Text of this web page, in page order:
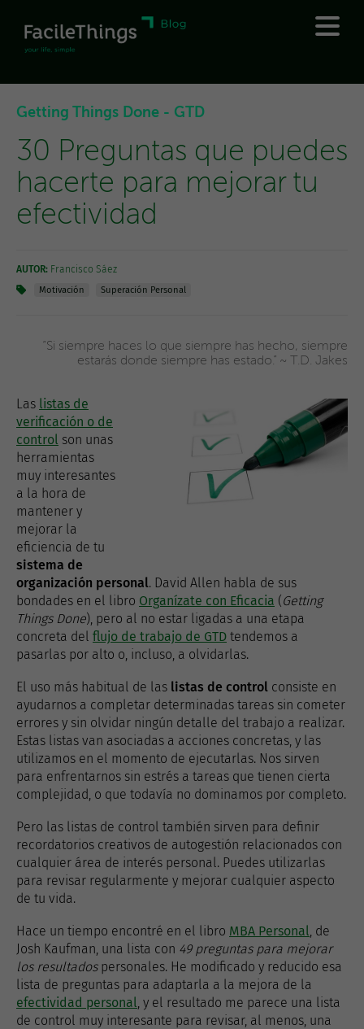
Getting Things Done - GTD
30 Preguntas que puedes
hacerte para mejorar tu
efectividad
AUTOR: Francisco Sáez
Motivación Superación Personal
“Si siempre haces lo que siempre has hecho, siempre
estarás donde siempre has estado.” ~ T.D. Jakes
Las listas de
verificación o de
control son unas
herramientas
muy interesantes
a la hora de
mantener y
mejorar la
eficiencia de tu
sistema de
organización personal. David Allen habla de sus
bondades en el libro Organízate con Eficacia (Getting
Things Done), pero al no estar ligadas a una etapa
concreta del flujo de trabajo de GTD tendemos a
pasarlas por alto o, incluso, a olvidarlas.
El uso más habitual de las listas de control consiste en
ayudarnos a completar determinadas tareas sin cometer
errores y sin olvidar ningún detalle del trabajo a realizar.
Estas listas van asociadas a acciones concretas, y las
utilizamos en el momento de ejecutarlas. Nos sirven
para enfrentarnos sin estrés a tareas que tienen cierta
complejidad, o que todavía no dominamos por completo.
Pero las listas de control también sirven para definir
recordatorios creativos de autogestión relacionados con
cualquier área de interés personal. Puedes utilizarlas
para revisar regularmente y mejorar cualquier aspecto
de tu vida.
Hace un tiempo encontré en el libro MBA Personal, de
Josh Kaufman, una lista con 49 preguntas para mejorar
los resultadospersonales. He modificado y reducido esa
lista de preguntas para adaptarla a la mejora de la
efectividad personal, y el resultado me parece una lista
de control muy interesante para revisar, al menos, una